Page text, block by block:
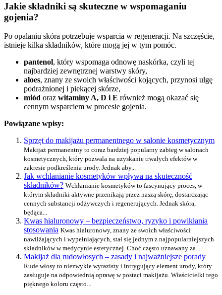
Jakie składniki są skuteczne w wspomaganiu
gojenia?
Po opalaniu skóra potrzebuje wsparcia w regeneracji. Na szczęście,
istnieje kilka składników, które mogą jej w tym pomóc.
pantenol, który wspomaga odnowę naskórka, czyli tej
najbardziej zewnętrznej warstwy skóry,
aloes, znany ze swoich właściwości kojących, przynosi ulgę
podrażnionej i piekącej skórze,
miód oraz witaminy A, D i E również mogą okazać się
cennym wsparciem w procesie gojenia.
Powiązane wpisy:
Sprzęt do makijażu permanentnego w salonie kosmetycznym
Makijaż permanentny to coraz bardziej popularny zabieg w salonach
kosmetycznych, który pozwala na uzyskanie trwałych efektów w
zakresie podkreślenia urody. Jednak aby...
Jak wchłanianie kosmetyków wpływa na skuteczność
składników? Wchłanianie kosmetyków to fascynujący proces, w
którym składniki aktywne przenikają przez naszą skórę, dostarczając
cennych substancji odżywczych i regenerujących. Jednak skóra,
będąca...
Kwas hialuronowy – bezpieczeństwo, ryzyko i powikłania
stosowania Kwas hialuronowy, znany ze swoich właściwości
nawilżających i wypełniających, stał się jednym z najpopularniejszych
składników w medycynie estetycznej. Choć często uznawany za...
Makijaż dla rudowłosych – zasady i najważniejsze porady
Rude włosy to niezwykle wyrazisty i intrygujący element urody, który
zasługuje na odpowiednią oprawę w postaci makijażu. Właścicielki tego
pięknego koloru często...